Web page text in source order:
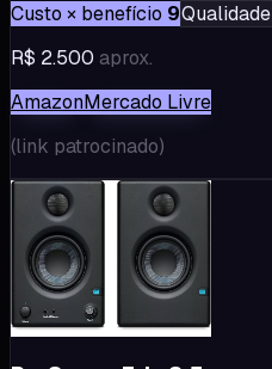
Custo × benefício 9Qualidade
R$ 2.500 aprox.
AmazonMercado Livre
(link patrocinado)